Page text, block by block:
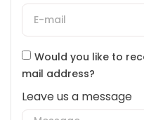
Would you like to
mail address?
Leave us a message